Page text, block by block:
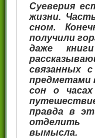
Суеверия
жизни.
сном.
получили
даже
связанных
предметами
сон о
правда в
вымысла.